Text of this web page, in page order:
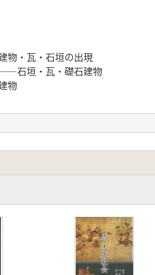
・瓦・石垣の出現
石垣・瓦・礎石建物
物
郭構造
年の改修を中心に
山城
三沢城